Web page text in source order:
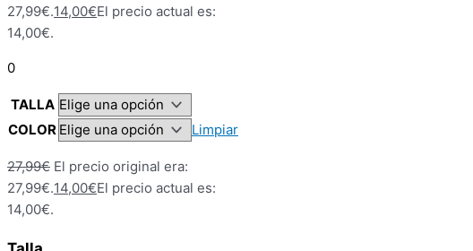
27,99€.14,00€El precio actual es:
14,00€.
0
TALLA
COLOR
Limpiar
27,99€ El precio original era:
27,99€.14,00€El precio actual es:
14,00€.